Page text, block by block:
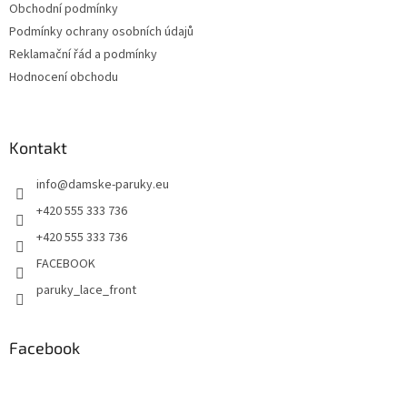
Obchodní podmínky
Podmínky ochrany osobních údajů
Reklamační řád a podmínky
Hodnocení obchodu
Kontakt
info@damske-paruky.eu
+420 555 333 736
+420 555 333 736
FACEBOOK
paruky_lace_front
Facebook